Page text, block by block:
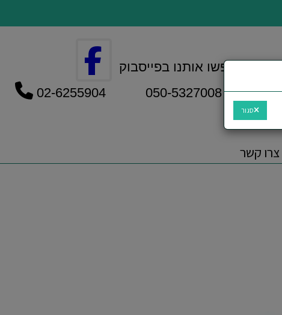
חפשו אותנו בפייסבוק
050-5327008 02-6255904
צרו קשר
סגור